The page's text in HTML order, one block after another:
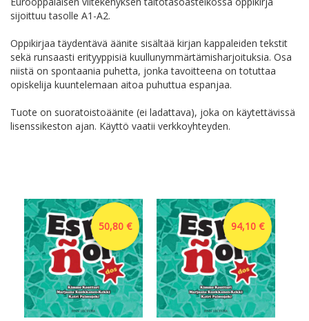
sijoittuu tasolle A1-A2.
Oppikirjaa täydentävä äänite sisältää kirjan kappaleiden tekstit
sekä runsaasti erityyppisiä kuullunymmärtämisharjoituksia. Osa
niistä on spontaania puhetta, jonka tavoitteena on totuttaa
opiskelija kuuntelemaan aitoa puhuttua espanjaa.
Tuote on suoratoistoäänite (ei ladattava), joka on käytettävissä
lisenssikeston ajan. Käyttö vaatii verkkoyhteyden.
50,80 € 94,10 €